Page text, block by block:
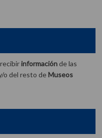
recibirinformación de las
o del resto deMuseos